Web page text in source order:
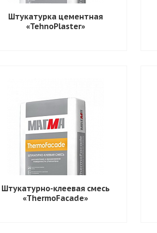
Штукатурка цементная
«TehnoPlaster»
Штукатурно-клеевая смесь
«ThermoFacade»